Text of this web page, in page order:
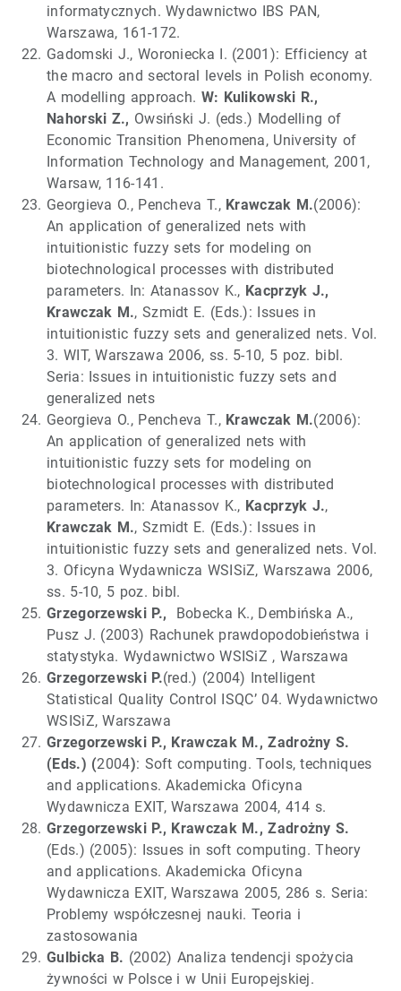
informatycznych. Wydawnictwo IBS PAN,
Warszawa, 161-172.
Gadomski J., Woroniecka I. (2001): Efficiency at
the macro and sectoral levels in Polish economy.
A modelling approach. W: Kulikowski R.,
Nahorski Z., Owsiński J. (eds.) Modelling of
Economic Transition Phenomena, University of
Information Technology and Management, 2001,
Warsaw, 116-141.
Georgieva O., Pencheva T., Krawczak M.(2006):
An application of generalized nets with
intuitionistic fuzzy sets for modeling on
biotechnological processes with distributed
parameters. In: Atanassov K., Kacprzyk J.,
Krawczak M., Szmidt E. (Eds.): Issues in
intuitionistic fuzzy sets and generalized nets. Vol.
3. WIT, Warszawa 2006, ss. 5-10, 5 poz. bibl.
Seria: Issues in intuitionistic fuzzy sets and
generalized nets
Georgieva O., Pencheva T., Krawczak M.(2006):
An application of generalized nets with
intuitionistic fuzzy sets for modeling on
biotechnological processes with distributed
parameters. In: Atanassov K., Kacprzyk J.,
Krawczak M., Szmidt E. (Eds.): Issues in
intuitionistic fuzzy sets and generalized nets. Vol.
3. Oficyna Wydawnicza WSISiZ, Warszawa 2006,
ss. 5-10, 5 poz. bibl.
Grzegorzewski P.,
Bobecka K., Dembińska A.,
Pusz J. (2003) Rachunek prawdopodobieństwa i
statystyka. Wydawnictwo WSISiZ , Warszawa
Grzegorzewski P.(red.) (2004) Intelligent
Statistical Quality Control ISQC’ 04. Wydawnictwo
WSISiZ, Warszawa
Grzegorzewski P., Krawczak M., Zadrożny S.
(Eds.) (2004): Soft computing. Tools, techniques
and applications. Akademicka Oficyna
Wydawnicza EXIT, Warszawa 2004, 414 s.
Grzegorzewski P., Krawczak M., Zadrożny S.
(Eds.) (2005): Issues in soft computing. Theory
and applications. Akademicka Oficyna
Wydawnicza EXIT, Warszawa 2005, 286 s. Seria:
Problemy współczesnej nauki. Teoria i
zastosowania
Gulbicka B. (2002) Analiza tendencji spożycia
żywności w Polsce i w Unii Europejskiej.